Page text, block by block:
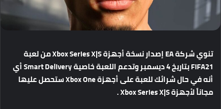
تنوي شركة EA إصدار نسخة أجهزة Xbox Series X|S من لعبة
FIFA21 بتاريخ 4 ديسمبر وتدعم اللعبة خاصية Smart Delivery أي
أنه في حال شرائك للعبة على أجهزة Xbox One ستحصل عليها
مجاناً لأجهزة Xbox Series X|S .